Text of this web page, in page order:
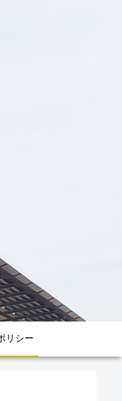
リシー